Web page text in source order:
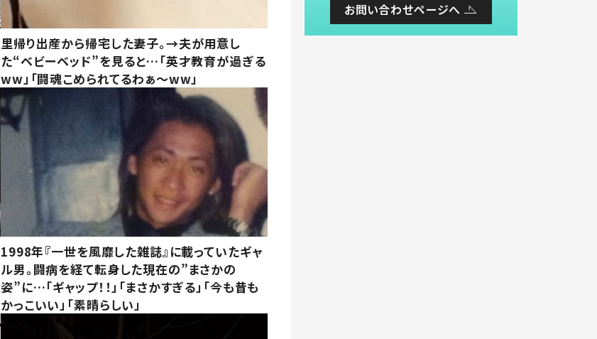
里帰り出産から帰宅した妻子。→夫が用意し
た“ベビーベッド”を見ると…「英才教育が過ぎる
ww」「闘魂こめられてるわぁ～ww」
1998年『一世を風靡した雑誌』に載っていたギャ
ル男。闘病を経て転身した現在の”まさかの
姿”に…「ギャップ！！」「まさかすぎる」「今も昔も
かっこいい」「素晴らしい」
お問い合わせページへ